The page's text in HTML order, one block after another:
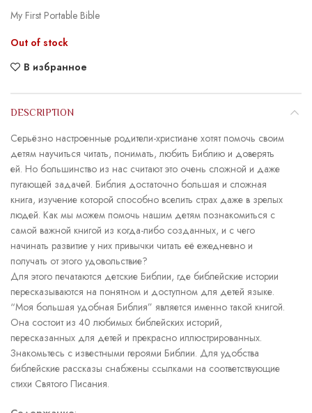
My First Portable Bible
Out of stock
В избранное
DESCRIPTION
Серьёзно настроенные родители-христиане хотят помочь своим
детям научиться читать, понимать, любить Библию и доверять
ей. Но большинство из нас считают это очень сложной и даже
пугающей задачей. Библия достаточно большая и сложная
книга, изучение которой способно вселить страх даже в зрелых
людей. Как мы можем помочь нашим детям познакомиться с
самой важной книгой из когда-либо созданных, и с чего
начинать развитие у них привычки читать её ежедневно и
получать от этого удовольствие?
Для этого печатаются детские Библии, где библейские истории
пересказываются на понятном и доступном для детей языке.
“Моя большая удобная Библия” является именно такой книгой.
Она состоит из 40 любимых библейских историй,
пересказанных для детей и прекрасно иллюстрированных.
Знакомьтесь с известными героями Библии. Для удобства
библейские рассказы снабжены ссылками на соответствующие
стихи Святого Писания.